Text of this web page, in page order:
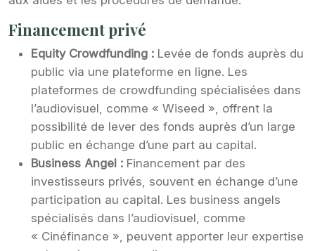
Financement privé
Equity Crowdfunding : Levée de fonds auprès du
public via une plateforme en ligne. Les
plateformes de crowdfunding spécialisées dans
l’audiovisuel, comme « Wiseed », offrent la
possibilité de lever des fonds auprès d’un large
public en échange d’une part au capital.
Business Angel : Financement par des
investisseurs privés, souvent en échange d’une
participation au capital. Les business angels
spécialisés dans l’audiovisuel, comme
« Cinéfinance », peuvent apporter leur expertise